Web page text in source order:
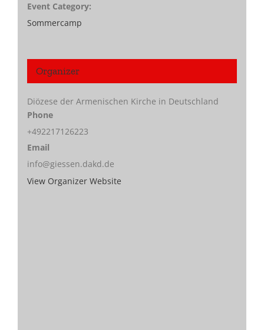
Event Category:
Sommercamp
Organizer
Diözese der Armenischen Kirche in Deutschland
Phone
+492217126223
Email
info@giessen.dakd.de
View Organizer Website